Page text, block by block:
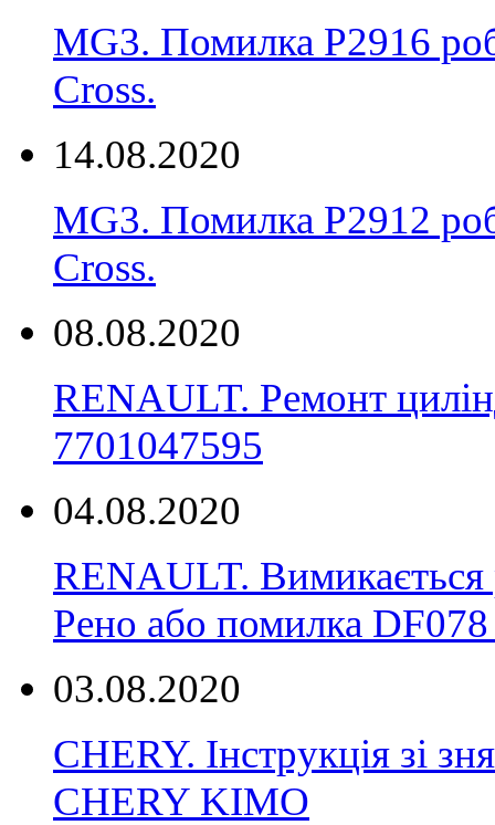
MG3. Помилка P2916
Cross.
14.08.2020
MG3. Помилка P2912
Cross.
08.08.2020
RENAULT. Ремонт
7701047595
04.08.2020
RENAULT. Вимикається
Рено або помилка
03.08.2020
CHERY. Інструкція зі
CHERY KIMO